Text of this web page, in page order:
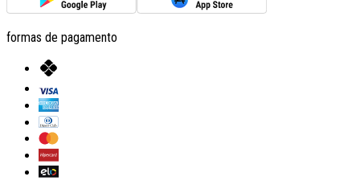
formas de pagamento